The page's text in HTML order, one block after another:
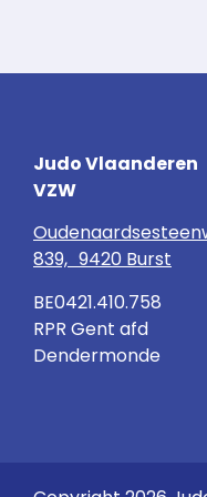
Judo Vlaanderen
VZW
839, 9420 Burst
BE0421.410.758
RPR Gent afd
Dendermonde